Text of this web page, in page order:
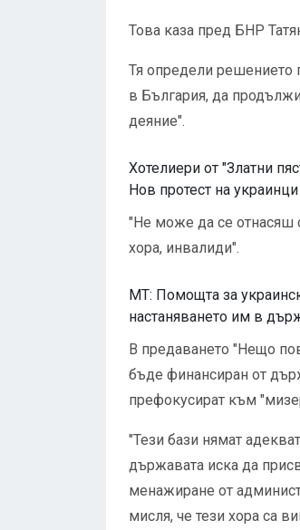
Това каза пред БНР
Тя определи решението
в България, да
деяние".
Хотелиери от "Златни
Нов протест на
"Не може да се отнасяш
хора, инвалиди".
МТ: Помощта за
настаняването им в
В предаването "Нещо
бъде финансиран от
префокусират към
"Тези бази нямат
държавата иска да
менажиране от
мисля, че тези хора са